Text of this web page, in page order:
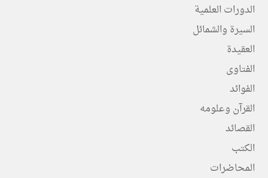
الدورات العلمية
السيرة والشمائل
العقيدة
الفتاوى
الفوائد
القرآن وعلومه
القصائد
الكتب
المحاضرات